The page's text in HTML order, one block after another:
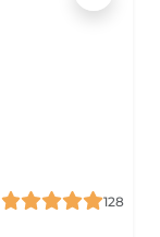
128